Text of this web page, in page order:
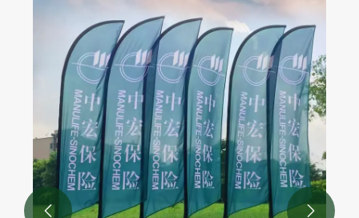
ఎగ్జిబిషన్ టెంట్ల ఉత్పత్తి లక్షణాలు
మరిన్ని చూడండి >>
 